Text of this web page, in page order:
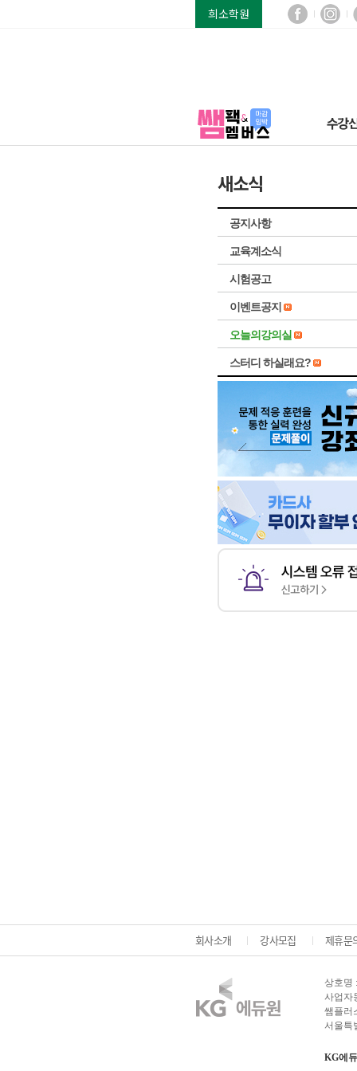
희소학원
수강
새소식
공지사항
교육계소식
시험공고
이벤트공지
오늘의강의실
스터디 하실래요?
회사소개 강사모집 제휴문
상호명
사업자
쌤플러
서울특
KG에